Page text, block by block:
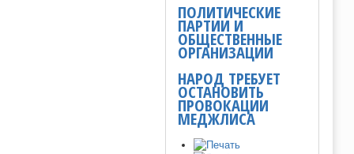
ПОЛИТИЧЕСКИЕ
ПАРТИИ И
ОБЩЕСТВЕННЫЕ
ОРГАНИЗАЦИИ
НАРОД ТРЕБУЕТ
ОСТАНОВИТЬ
ПРОВОКАЦИИ
МЕДЖЛИСА